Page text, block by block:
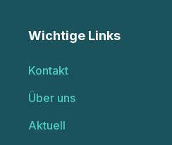
Wichtige Links
Kontakt
Über uns
Aktuell